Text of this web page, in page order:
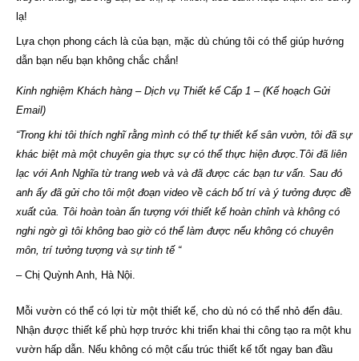
lạ!
Lựa chọn phong cách là của bạn, mặc dù chúng tôi có thể giúp hướng
dẫn bạn nếu bạn không chắc chắn!
Kinh nghiệm Khách hàng – Dịch vụ Thiết kế Cấp 1 – (Kế hoạch Gửi
Email)
“Trong khi tôi thích nghĩ rằng mình có thể tự thiết kế sân vườn, tôi đã sự
khác biệt mà một chuyên gia thực sự có thể thực hiện được.Tôi đã liên
lạc với Anh Nghĩa từ trang web và và đã được các bạn tư vấn. Sau đó
anh ấy đã gửi cho tôi một đoạn video về cách bố trí và ý tưởng được đề
xuất của. Tôi hoàn toàn ấn tượng với thiết kế hoàn chỉnh và không có
nghi ngờ gì tôi không bao giờ có thể làm được nếu không có chuyên
môn, trí tưởng tượng và sự tinh tế “
– Chị Quỳnh Anh, Hà Nội.
Mỗi vườn có thể có lợi từ một thiết kế, cho dù nó có thể nhỏ đến đâu.
Nhận được thiết kế phù hợp trước khi triển khai thi công tạo ra một khu
vườn hấp dẫn. Nếu không có một cấu trúc thiết kế tốt ngay ban đầu